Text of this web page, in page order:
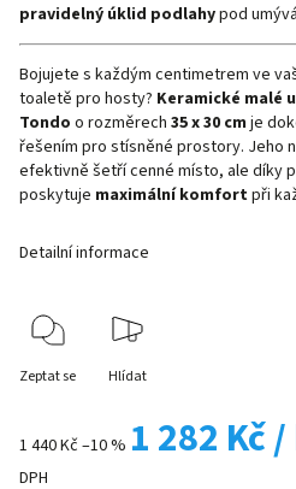
1 440 Kč–10 % 1 282 Kč/
DPH
pravidelný úklid podlahypod
Bojujete s každým centimetrem ve
toaletě pro hosty? Keramické malé
Tondo o rozměrech 35 x 30 cm je
řešením pro stísněné prostory. Jeho
efektivně šetří cenné místo, ale díky
poskytuje maximální komfortpři
Detailní informace
Zeptat se Hlídat